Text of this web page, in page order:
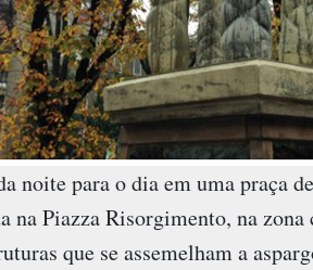
noite para o dia em uma praça
na Piazza Risorgimento, na
que se assemelham a